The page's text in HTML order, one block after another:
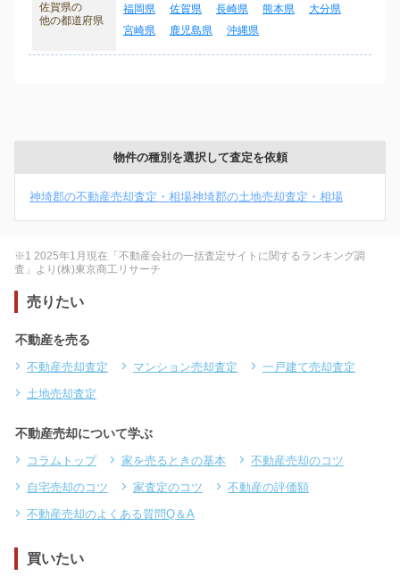
佐賀県の
他の都道府県
福岡県 佐賀県 長崎県 熊本県
大分県
宮崎県
鹿児島県 沖縄県
物件の種別を選択して査定を依頼
神埼郡の不動産売却査定・相場神埼郡の土地売却査定・相場
※1 2025年1月現在「不動産会社の一括査定サイトに関するランキング調
査」より(株)東京商工リサーチ
売りたい
不動産を売る
不動産売却査定 マンション売却査定
一戸建て売却査定
土地売却査定
不動産売却について学ぶ
コラムトップ 家を売るときの基本
不動産売却のコツ
自宅売却のコツ
家査定のコツ
不動産の評価額
不動産売却のよくある質問Q＆A
買いたい